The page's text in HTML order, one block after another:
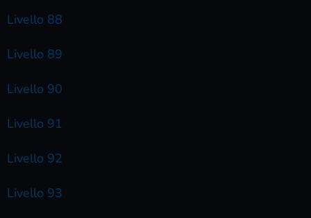
Livello 88
Livello 89
Livello 90
Livello 91
Livello 92
Livello 93